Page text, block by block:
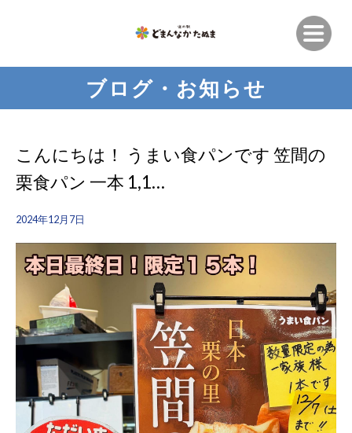
ブログ・お知らせ
こんにちは！ うまい食パンです 笠間の
栗食パン 一本 1,1…
2024年12月7日